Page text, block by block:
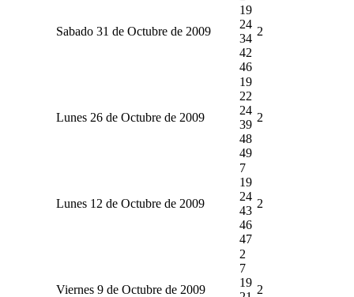
Sabado 31 de Octubre de 2009
19
24
34
42
46
2
Lunes 26 de Octubre de 2009
19
22
24
39
48
49
2
Lunes 12 de Octubre de 2009
7
19
24
43
46
47
2
Viernes 9 de Octubre de 2009
2
7
19
2